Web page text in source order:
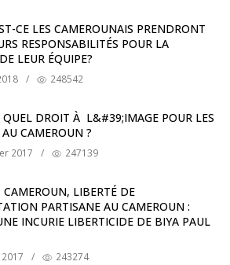
CE LES CAMEROUNAIS PRENDRONT
RESPONSABILITÉS POUR LA
LEUR ÉQUIPE?
/ 248542
QUEL DROIT À L&#39;IMAGE POUR LES
CAMEROUN ?
2017 / 247139
LIBERTÉ DE
PARTISANE AU CAMEROUN :
INCURIE LIBERTICIDE DE BIYA PAUL
/ 243274